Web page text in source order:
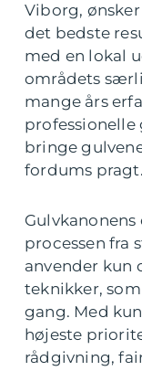
Viborg,
det bedste
med en lokal
områdets
mange års
professionelle
bringe
fordums pragt.
Gulvkanonens
processen fra
anvender kun
teknikker,
gang. Med
højeste
rådgivning,